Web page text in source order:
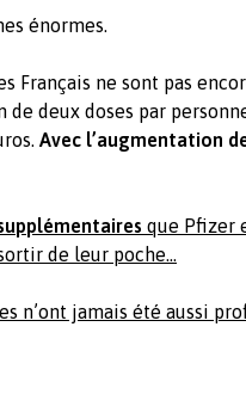
énormes.
Français ne sont pas
deux doses par
Avec l’augmentation
que Pfizer
de leur poche…
n’ont jamais été aussi